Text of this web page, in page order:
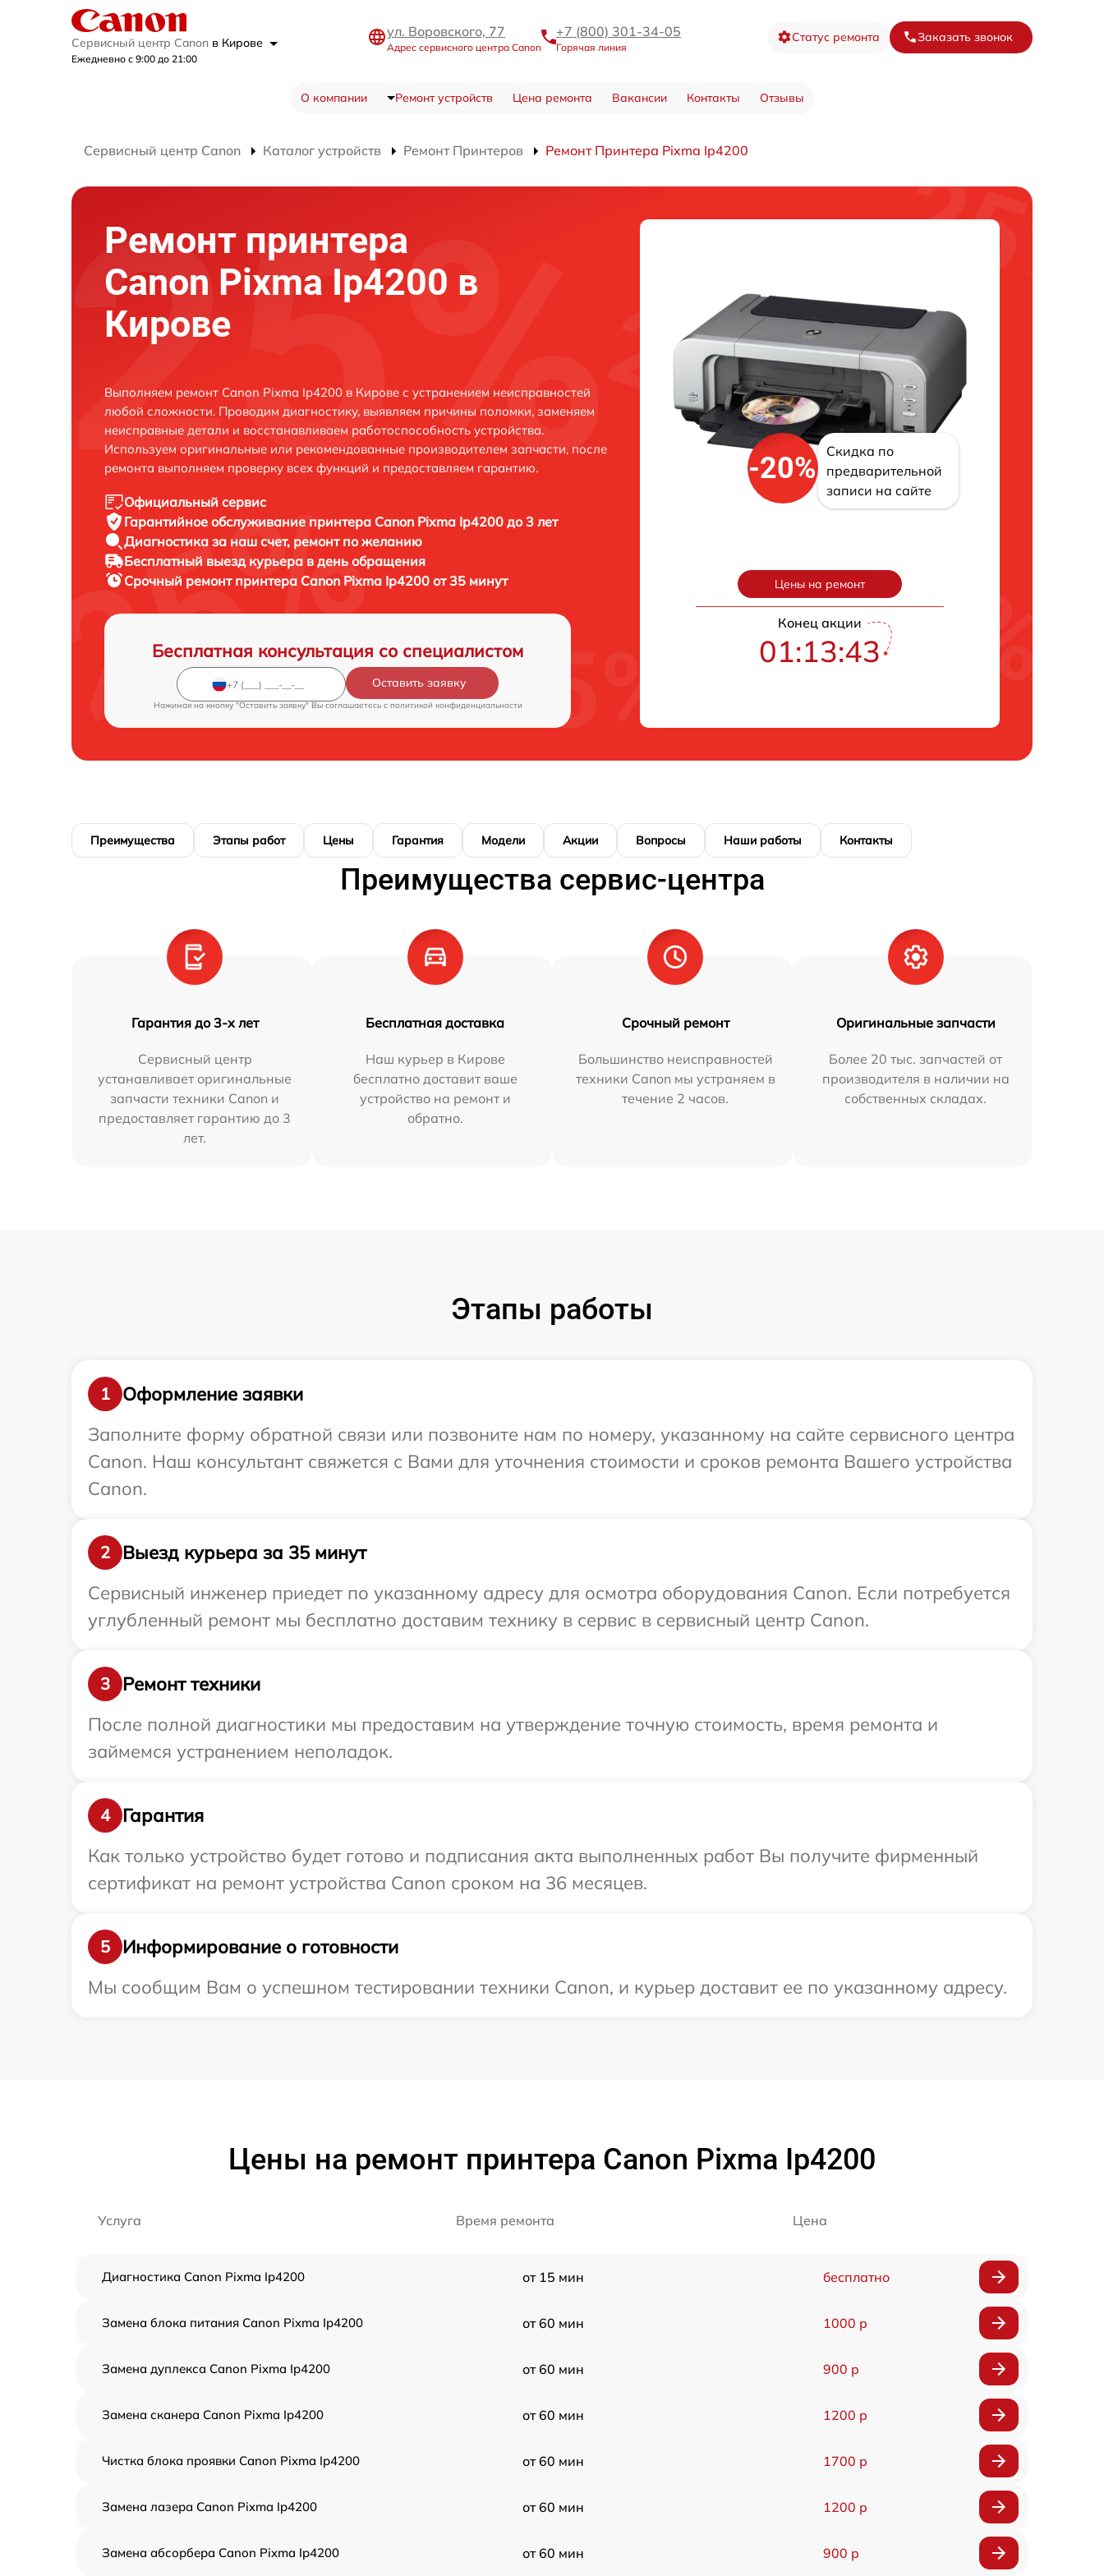
Сервисный центр Canon в Кирове
Ежедневно с 9:00 до 21:00
ул. Воровского, 77
Адрес сервисного центра Canon
+7 (800) 301-34-05
Горячая линия
Статус ремонта Заказать звонок
О компании Ремонт устройств Цена ремонта Вакансии Контакты Отзывы
Сервисный центр Canon Каталог устройств Ремонт Принтеров Ремонт Принтера Pixma Ip4200
Ремонт принтера
Canon Pixma Ip4200 в
Кирове
Выполняем ремонт Canon Pixma Ip4200 в Кирове с устранением неисправностей
любой сложности. Проводим диагностику, выявляем причины поломки, заменяем
неисправные детали и восстанавливаем работоспособность устройства.
Используем оригинальные или рекомендованные производителем запчасти, после
ремонта выполняем проверку всех функций и предоставляем гарантию.
Официальный сервис
Гарантийное обслуживание принтера Canon Pixma Ip4200 до 3 лет
Диагностика за наш счет, ремонт по желанию
Бесплатный выезд курьера в день обращения
Срочный ремонт принтера Canon Pixma Ip4200 от 35 минут
Бесплатная консультация со специалистом
Оставить заявку
Нажимая на кнопку "Оставить заявку" Вы соглашаетесь c политикой конфиденциальности
-20%
Скидка по
предварительной
записи на сайте
Цены на ремонт
Конец акции
01:13:42
Преимущества Этапы работ Цены Гарантия Модели Акции Вопросы Наши работы Контакты
Преимущества сервис-центра
Гарантия до 3-х лет
Сервисный центр
устанавливает оригинальные
запчасти техники Canon и
предоставляет гарантию до 3
лет.
Бесплатная доставка
Наш курьер в Кирове
бесплатно доставит ваше
устройство на ремонт и
обратно.
Срочный ремонт
Большинство неисправностей
техники Canon мы устраняем в
течение 2 часов.
Оригинальные запчасти
Более 20 тыс. запчастей от
производителя в наличии на
собственных складах.
Этапы работы
1
Оформление заявки
Заполните форму обратной связи или позвоните нам по номеру, указанному на сайте сервисного центра
Canon. Наш консультант свяжется с Вами для уточнения стоимости и сроков ремонта Вашего устройства
Canon.
2
Выезд курьера за 35 минут
Сервисный инженер приедет по указанному адресу для осмотра оборудования Canon. Если потребуется
углубленный ремонт мы бесплатно доставим технику в сервис в сервисный центр Canon.
3
Ремонт техники
После полной диагностики мы предоставим на утверждение точную стоимость, время ремонта и
займемся устранением неполадок.
4
Гарантия
Как только устройство будет готово и подписания акта выполненных работ Вы получите фирменный
сертификат на ремонт устройства Canon сроком на 36 месяцев.
5
Информирование о готовности
Мы сообщим Вам о успешном тестировании техники Canon, и курьер доставит ее по указанному адресу.
Цены на ремонт принтера Canon Pixma Ip4200
Услуга Время ремонта Цена
Диагностика Canon Pixma Ip4200 от 15 мин бесплатно
Замена блока питания Canon Pixma Ip4200 от 60 мин 1000 р
Замена дуплекса Canon Pixma Ip4200 от 60 мин 900 р
Замена сканера Canon Pixma Ip4200 от 60 мин 1200 р
Чистка блока проявки Canon Pixma Ip4200 от 60 мин 1700 р
Замена лазера Canon Pixma Ip4200 от 60 мин 1200 р
Замена абсорбера Canon Pixma Ip4200 от 60 мин 900 р